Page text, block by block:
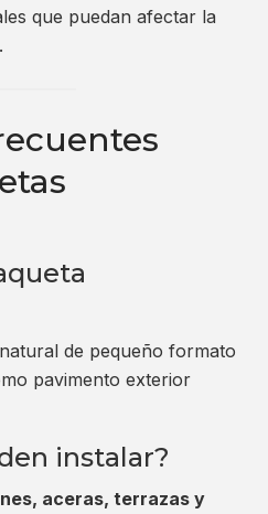
que puedan afectar la
de pequeño formato
pavimento exterior
instalar?
aceras, terrazas y